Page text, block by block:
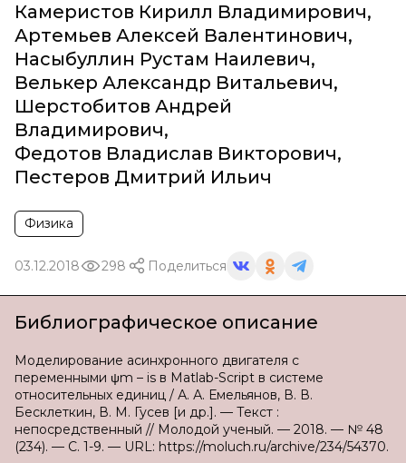
Камеристов Кирилл Владимирович,
Артемьев Алексей Валентинович,
Насыбуллин Рустам Наилевич,
Велькер Александр Витальевич,
Шерстобитов Андрей
Владимирович,
Федотов Владислав Викторович,
Пестеров Дмитрий Ильич
Физика
03.12.2018 298 Поделиться
Библиографическое описание
Моделирование асинхронного двигателя с
переменными ψm – is в Matlab-Script в системе
относительных единиц / А. А. Емельянов, В. В.
Бесклеткин, В. М. Гусев [и др.]. — Текст :
непосредственный // Молодой ученый. — 2018. — № 48
(234). — С. 1-9. — URL: https://moluch.ru/archive/234/54370.